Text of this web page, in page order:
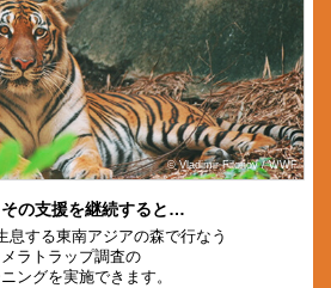
© Vladimir Filonov / WWF
の支援を継続すると…
息する東南アジアの森で行なう
ラトラップ調査の
ングを実施できます。